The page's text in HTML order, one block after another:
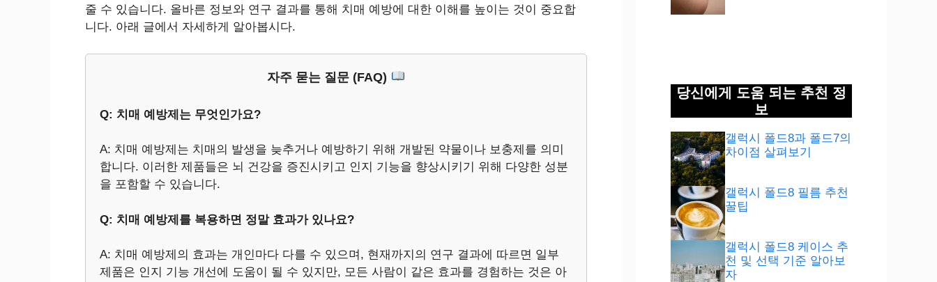
줄 수 있습니다. 올바른 정보와 연구 결과를 통해 치매 예방에 대한 이해를 높이는 것이 중요합
니다. 아래 글에서 자세하게 알아봅시다.
자주 묻는 질문 (FAQ)
Q: 치매 예방제는 무엇인가요?
A: 치매 예방제는 치매의 발생을 늦추거나 예방하기 위해 개발된 약물이나 보충제를 의미
합니다. 이러한 제품들은 뇌 건강을 증진시키고 인지 기능을 향상시키기 위해 다양한 성분
을 포함할 수 있습니다.
Q: 치매 예방제를 복용하면 정말 효과가 있나요?
A: 치매 예방제의 효과는 개인마다 다를 수 있으며, 현재까지의 연구 결과에 따르면 일부
제품은 인지 기능 개선에 도움이 될 수 있지만, 모든 사람이 같은 효과를 경험하는 것은 아
당신에게 도움 되는 추천 정
보
갤럭시 폴드8과 폴드7의
차이점 살펴보기
갤럭시 폴드8 필름 추천
꿀팁
갤럭시 폴드8 케이스 추
천 및 선택 기준 알아보
자